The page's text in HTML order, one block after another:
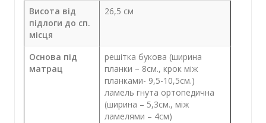
Висота від
підлоги до сп.
місця
26,5 см
Основа під
матрац
решітка букова (ширина
планки – 8см., крок між
планками- 9,5-10,5см.)
ламель гнута ортопедична
(ширина – 5,3см., між
ламелями – 4см)